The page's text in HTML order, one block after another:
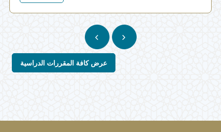
عرض كافة المقررات الدراسية